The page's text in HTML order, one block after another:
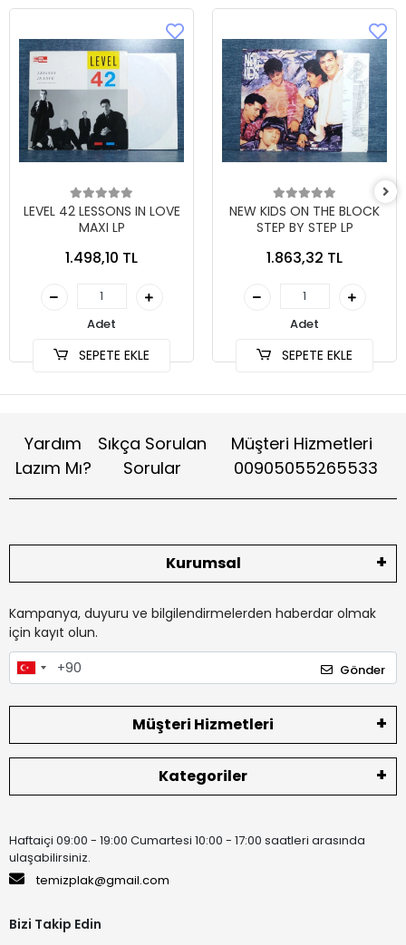
LEVEL 42 LESSONS IN LOVE
MAXI LP
1.498,10 TL
Adet
SEPETE EKLE
NEW KIDS ON THE BLOCK
STEP BY STEP LP
1.863,32 TL
Adet
SEPETE EKLE
Yardım
Lazım Mı?
Sıkça Sorulan
Sorular
Müşteri Hizmetleri
00905055265533
Kurumsal
Kampanya, duyuru ve bilgilendirmelerden haberdar olmak
için kayıt olun.
Gönder
Müşteri Hizmetleri
Kategoriler
Haftaiçi 09:00 - 19:00 Cumartesi 10:00 - 17:00 saatleri arasında
ulaşabilirsiniz.
temizplak@gmail.com
Bizi Takip Edin